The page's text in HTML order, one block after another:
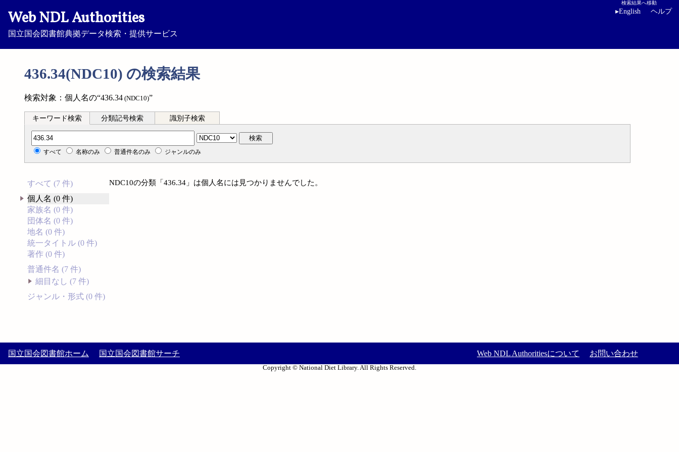
Web NDL Authorities
国立国会図書館典拠データ検索・提供サービス
検索結果へ移動
▸English ヘルプ
436.34(NDC10) の検索結果
検索対象：個人名の“436.34 (NDC10)”
キーワード検索 分類記号検索 識別子検索
分類記号検索 検索
すべて 名称のみ 普通件名のみ ジャンルのみ
すべて (7 件)
個人名 (0 件)
家族名 (0 件)
団体名 (0 件)
地名 (0 件)
統一タイトル (0 件)
著作 (0 件)
普通件名 (7 件)
細目なし (7 件)
ジャンル・形式 (0 件)
NDC10の分類「436.34」は個人名には見つかりませんでした。
国立国会図書館ホーム 国立国会図書館サーチ Web NDL Authoritiesについて お問い合わせ
Copyright © National Diet Library. All Rights Reserved.